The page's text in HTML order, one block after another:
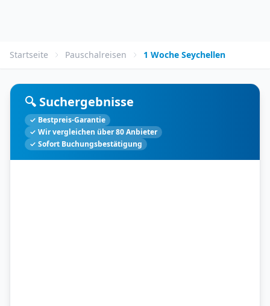
Startseite Pauschalreisen 1 Woche Seychellen
🔍 Suchergebnisse
✓ Bestpreis-Garantie
✓ Wir vergleichen über 80 Anbieter
✓ Sofort Buchungsbestätigung